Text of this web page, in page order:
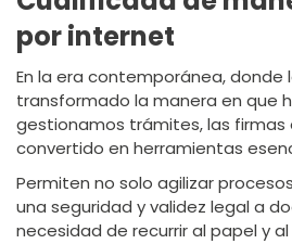
por internet
En la era contemporánea, donde
transformado la manera en que
gestionamos trámites, las firmas
convertido en herramientas
Permiten no solo agilizar
una seguridad y validez legal a
necesidad de recurrir al papel y